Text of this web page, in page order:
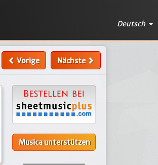
Deutsch
Vorige Nächste
Musica unterstützen